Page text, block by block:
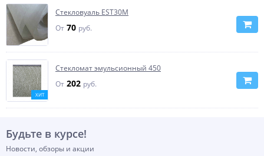
Стекловуаль EST30M
От 70 руб.
ХИТ
Стекломат эмульсионный 450
От 202 руб.
Будьте в курсе!
Новости, обзоры и акции